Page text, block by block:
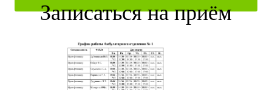
Записаться на приём